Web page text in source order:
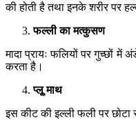
की होती है तथा इनके शरीर पर
फल्ली का मत्कुसण
मादा प्रायः फलियों पर गुच्छों
करता है।
प्लू् माथ
इस कीट की इल्ली फली पर